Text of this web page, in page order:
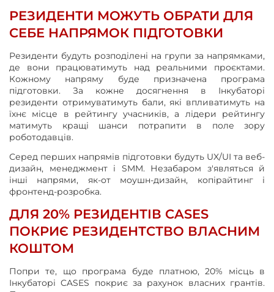
РЕЗИДЕНТИ МОЖУТЬ ОБРАТИ ДЛЯ
СЕБЕ НАПРЯМОК ПІДГОТОВКИ
Резиденти будуть розподілені на групи за напрямками,
де вони працюватимуть над реальними проєктами.
Кожному напряму буде призначена програма
підготовки. За кожне досягнення в Інкубаторі
резиденти отримуватимуть бали, які впливатимуть на
їхнє місце в рейтингу учасників, а лідери рейтингу
матимуть кращі шанси потрапити в поле зору
роботодавців.
Серед перших напрямів підготовки будуть UX/UI та веб-
дизайн, менеджмент і SMM. Незабаром з'являться й
інші напрями, як-от моушн-дизайн, копірайтинг і
фронтенд-розробка.
ДЛЯ 20% РЕЗИДЕНТІВ CASES
ПОКРИЄ РЕЗИДЕНТСТВО ВЛАСНИМ
КОШТОМ
Попри те, що програма буде платною, 20% місць в
Інкубаторі CASES покриє за рахунок власних грантів.